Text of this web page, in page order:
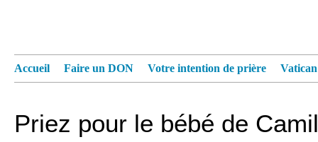
Accueil Faire un DON Votre intention de prière
Priez pour le bébé de